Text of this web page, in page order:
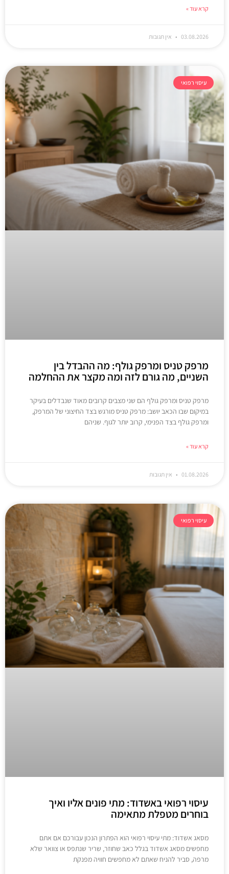
קרא עוד »
03.08.2026 אין תגובות
עיסוי רפואי
מרפק טניס ומרפק גולף: מה ההבדל בין
השניים, מה גורם לזה ומה מקצר את ההחלמה
מרפק טניס ומרפק גולף הם שני מצבים קרובים מאוד שנבדלים בעיקר
במיקום שבו הכאב יושב: מרפק טניס מורגש בצד החיצוני של המרפק,
ומרפק גולף בצד הפנימי, קרוב יותר לגוף. שניהם
קרא עוד »
01.08.2026 אין תגובות
עיסוי רפואי
עיסוי רפואי באשדוד: מתי פונים אליו ואיך
בוחרים מטפלת מתאימה
מסאג אשדוד: מתי עיסוי רפואי הוא הפתרון הנכון עבורכם אם אתם
מחפשים מסאג אשדוד בגלל כאב שחוזר, שריר שנתפס או צוואר שלא
מרפה, סביר להניח שאתם לא מחפשים חוויה מפנקת